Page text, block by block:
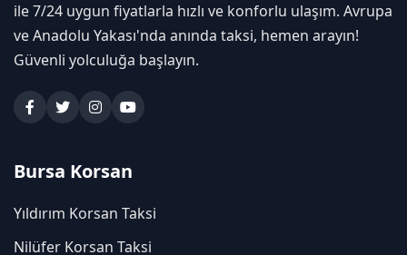
ile 7/24 uygun fiyatlarla hızlı ve konforlu ulaşım. Avrupa
ve Anadolu Yakası'nda anında taksi, hemen arayın!
Güvenli yolculuğa başlayın.
Bursa Korsan
Yıldırım Korsan Taksi
Nilüfer Korsan Taksi